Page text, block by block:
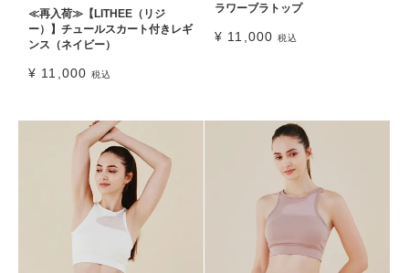
≪再入荷≫【LITHEE（リジ
ー）】チュールスカート付きレギ
ンス（ネイビー）
¥ 11,000 税込
ラワーブラトップ
¥ 11,000 税込